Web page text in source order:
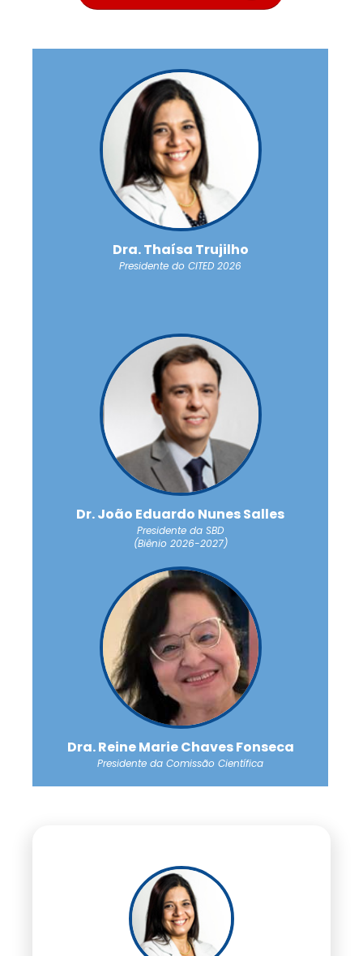
Dra. Thaísa Trujilho
Presidente do CITED 2026
Dr. João Eduardo Nunes Salles
Presidente da SBD
(Biênio 2026-2027)
Dra. Reine Marie Chaves Fonseca
Presidente da Comissão Científica